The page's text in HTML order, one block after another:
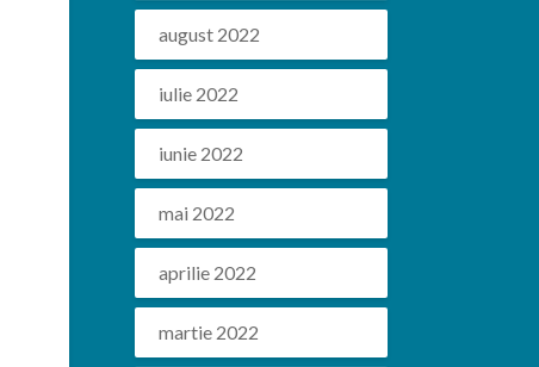
august 2022
iulie 2022
iunie 2022
mai 2022
aprilie 2022
martie 2022